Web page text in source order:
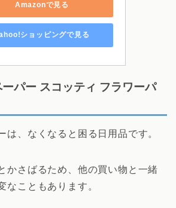
Amazonで見る
ショッピングで見る
パー スコッティ フラワーパ
は、なくなると困る日用品です。
かさばるため、他の買い物と一緒
なこともあります。